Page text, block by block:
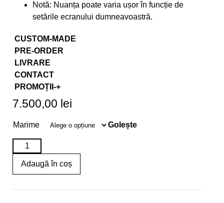
Notă: Nuanța poate varia ușor în funcție de
setările ecranului dumneavoastră.
CUSTOM-MADE
PRE-ORDER
LIVRARE
CONTACT
PROMOȚII-+
7.500,00 lei
Marime Golește
Adaugă în coș